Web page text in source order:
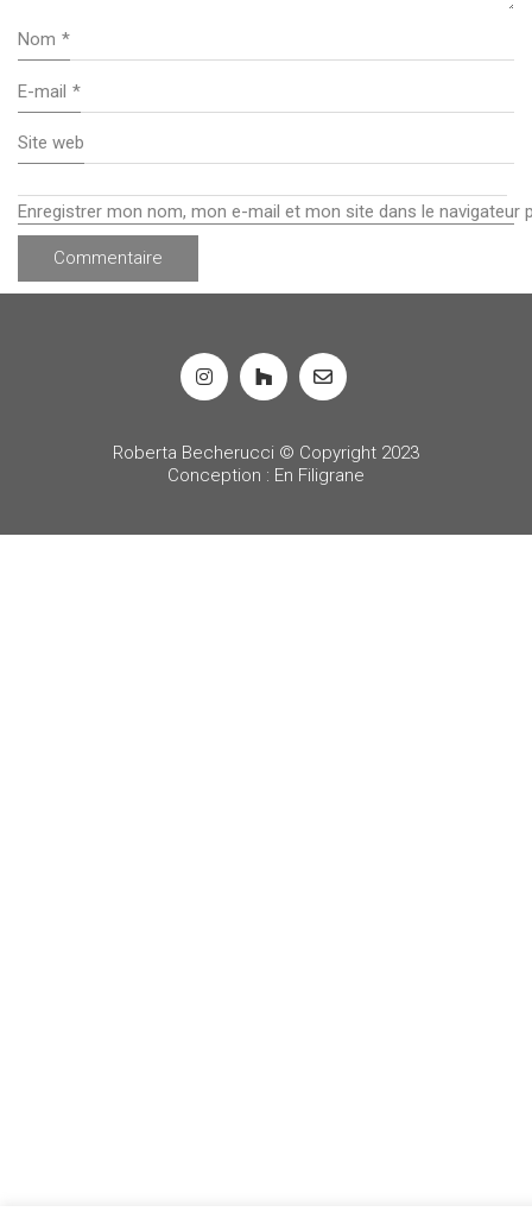
Nom *
E-mail *
Site web
Enregistrer mon nom, mon e-mail et mon site dans le navigateur
Roberta Becherucci © Copyright 2023
Conception : En Filigrane